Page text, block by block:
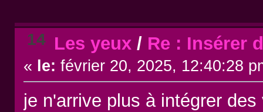
14 Les yeux/ Re : Insérer
« le: février 20, 2025, 12:40:28
je n'arrive plus à intégrer